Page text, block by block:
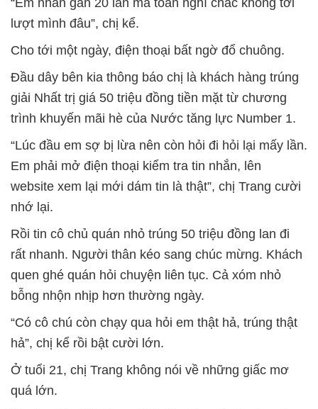
lượt mình đâu”, chị kể.
Cho tới một ngày, điện thoại bất ngờ đổ chuông.
Đầu dây bên kia thông báo chị là khách hàng trúng
giải Nhất trị giá 50 triệu đồng tiền mặt từ chương
trình khuyến mãi hè của Nước tăng lực Number 1.
“Lúc đầu em sợ bị lừa nên còn hỏi đi hỏi lại mấy lần.
Em phải mở điện thoại kiểm tra tin nhắn, lên
website xem lại mới dám tin là thật”, chị Trang cười
nhớ lại.
Rồi tin cô chủ quán nhỏ trúng 50 triệu đồng lan đi
rất nhanh. Người thân kéo sang chúc mừng. Khách
quen ghé quán hỏi chuyện liên tục. Cả xóm nhỏ
bỗng nhộn nhịp hơn thường ngày.
“Có cô chú còn chạy qua hỏi em thật hả, trúng thật
hả”, chị kể rồi bật cười lớn.
Ở tuổi 21, chị Trang không nói về những giấc mơ
quá lớn.